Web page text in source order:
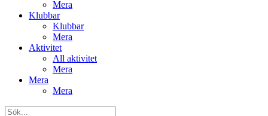
Mera
Klubbar
Klubbar
Mera
Aktivitet
All aktivitet
Mera
Mera
Mera